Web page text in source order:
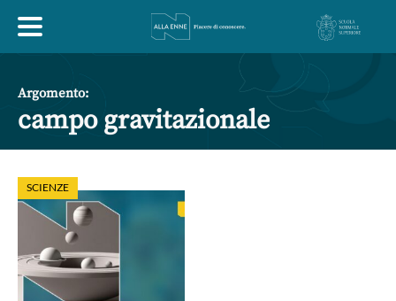
ESPLORA
ABOUT
ARTE
Argomento:
campo gravitazionale
SCIENZE